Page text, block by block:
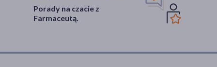
Porady na czacie z
Farmaceutą.